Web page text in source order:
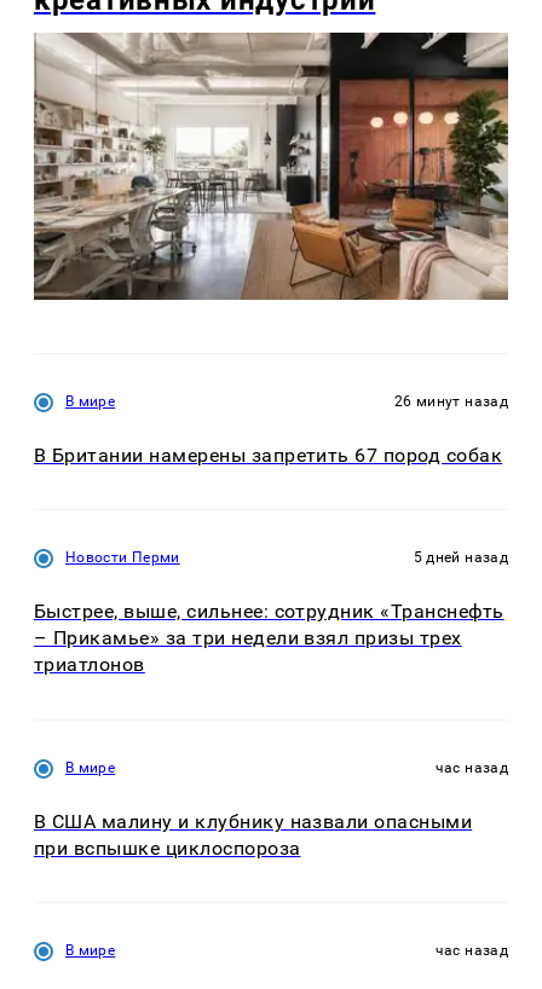
В мире 26 минут назад
В Британии намерены запретить 67 пород собак
Новости Перми 5 дней назад
Быстрее, выше, сильнее: сотрудник «Транснефть
– Прикамье» за три недели взял призы трех
триатлонов
В мире час назад
В США малину и клубнику назвали опасными
при вспышке циклоспороза
В мире час назад